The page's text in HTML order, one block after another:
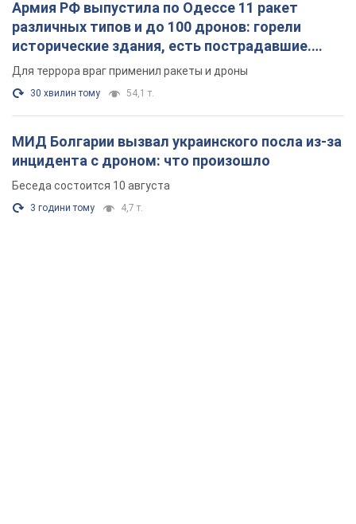
Армия РФ выпустила по Одессе 11 ракет
различных типов и до 100 дронов: горели
исторические здания, есть пострадавшие.
Фото и видео
Для террора враг применил ракеты и дроны
30 хвилин тому 54,1 т.
МИД Болгарии вызвал украинского посла из-за
инцидента с дроном: что произошло
Беседа состоится 10 августа
3 години тому 4,7 т.